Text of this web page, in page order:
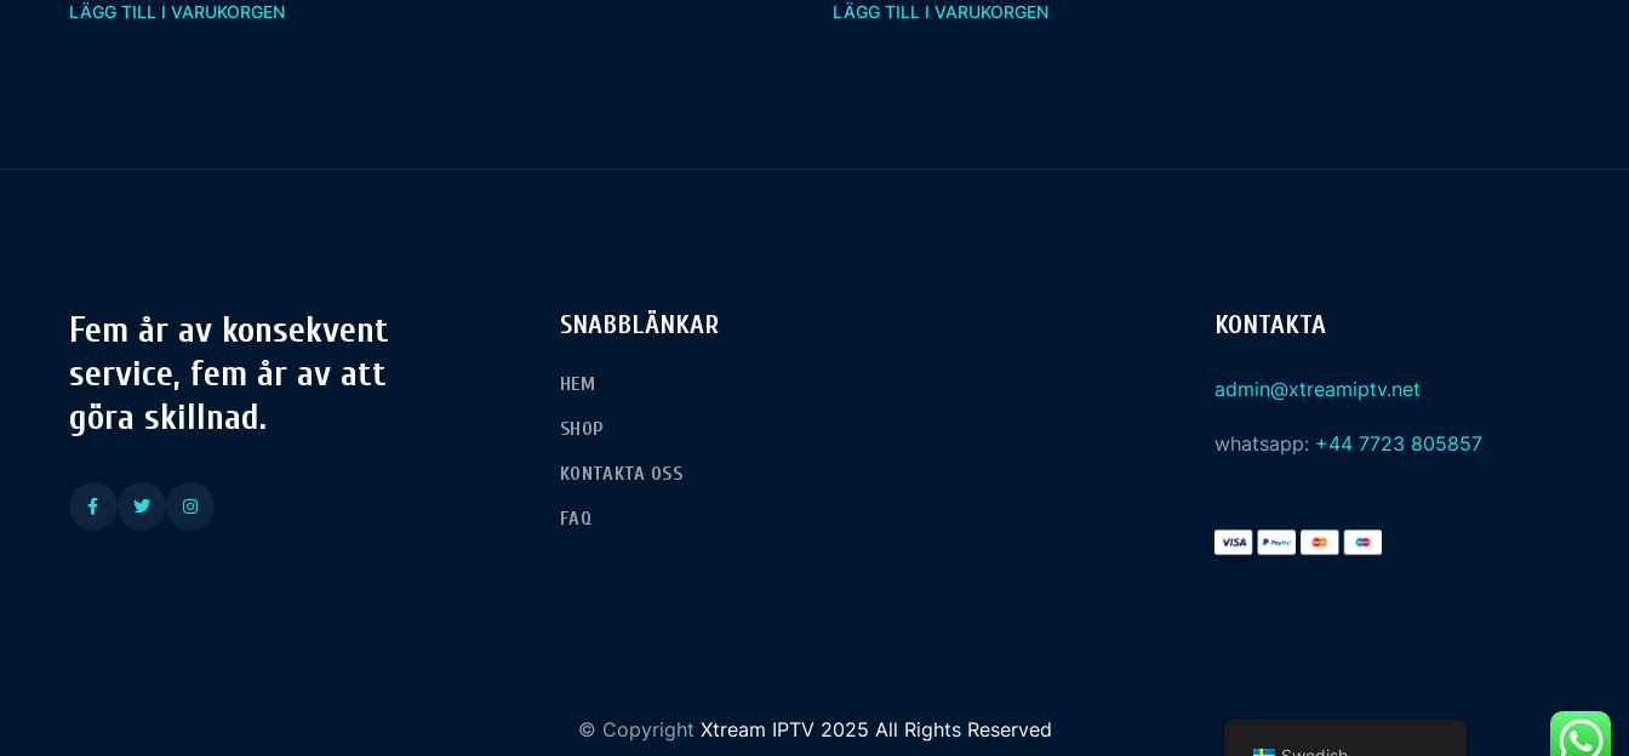
LÄGG TILL I VARUKORGEN LÄGG TILL I VARUKORGEN
Fem år av konsekvent
service, fem år av att
göra skillnad.
SNABBLÄNKAR
HEM
SHOP
KONTAKTA OSS
FAQ
KONTAKTA
admin@xtreamiptv.net
whatsapp: +44 7723 805857
© Copyright Xtream IPTV 2025 All Rights Reserved